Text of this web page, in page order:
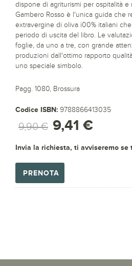
dispone di agriturismi per ospitalità e
Gambero Rosso è l'unica guida che
extravergine di oliva i00% italiani
periodo di uscita del libro. Le
foglie, da uno a tre, con grande
produzioni dall'ottimo rapporto
uno speciale simbolo.
Pagg. 1080, Brossura
Codice ISBN: 9788866413035
9,90 € 9,41 €
Invia la richiesta, ti avviseremo se
PRENOTA